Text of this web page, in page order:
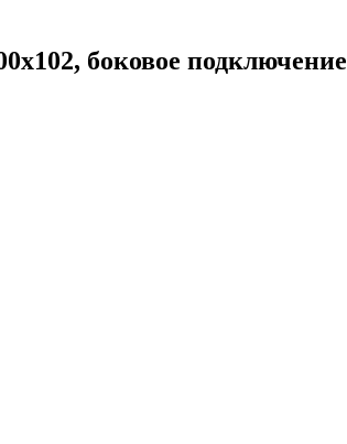
боковое подключение